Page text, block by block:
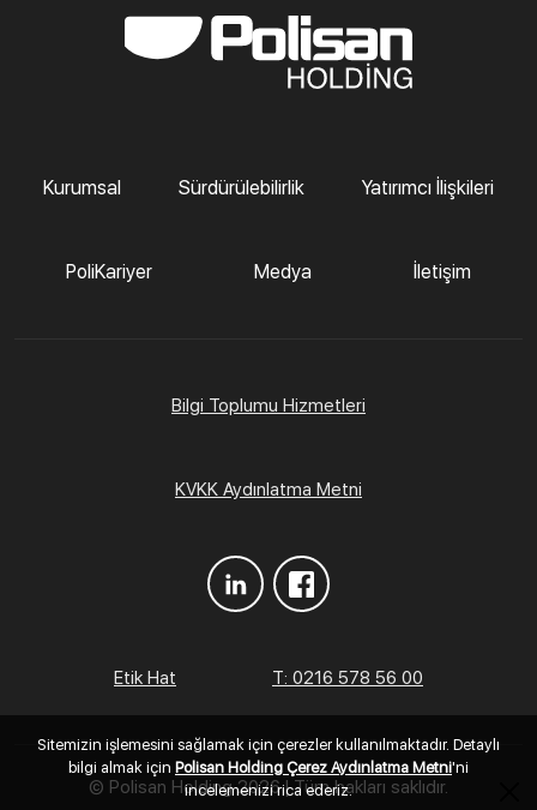
Sitemizin işlemesini sağlamak için çerezler kullanılmaktadır. Detaylı
bilgi almak için Polisan Holding Çerez Aydınlatma Metni'ni
incelemenizi rica ederiz.
Kurumsal Sürdürülebilirlik Yatırımcı İlişkileri
PoliKariyer Medya İletişim
Bilgi Toplumu Hizmetleri
KVKK Aydınlatma Metni
Etik Hat T: 0216 578 56 00
© Polisan Holding2026 | Tüm hakları saklıdır.